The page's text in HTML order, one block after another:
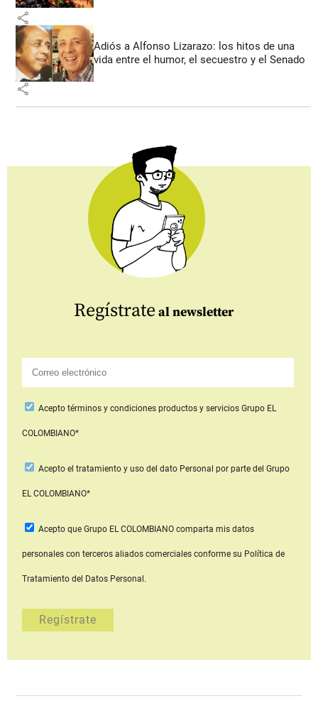
share
Adiós a Alfonso Lizarazo: los hitos de una
vida entre el humor, el secuestro y el Senado
share
Regístrate al newsletter
Aceptotérminos y condiciones productos y serviciosGrupo EL
COLOMBIANO*
Acepto el tratamiento y uso del dato Personal por parte del Grupo
EL COLOMBIANO*
Acepto que Grupo EL COLOMBIANOcomparta mis datos
personales con terceros aliados comerciales conforme su Política de
Tratamiento del Datos Personal.